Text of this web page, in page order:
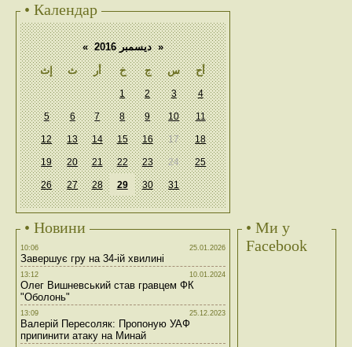
• Календар
« ديسمبر 2016 »
إث
ث أر خ ج س أح
1 2 3 4
5 6 7 8 9 10 11
12 13 14 15 16 17 18
19 20 21 22 23 24 25
26 27 28 29 30 31
• Новини
10:06 25.01.2026
Завершує гру на 34-ій хвилині
13:12 10.01.2024
Олег Вишневський став гравцем ФК
"Оболонь"
13:09 25.12.2023
Валерій Пересоляк: Пропоную УАФ
припинити атаку на Минай
• Ми у
Facebook